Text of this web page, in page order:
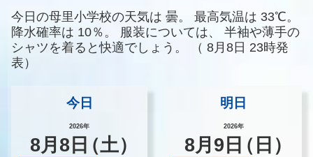
今日の母里小学校の天気は 曇。 最高気温は 33℃。
降水確率は 10％。 服装については、
半袖や薄手の
シャツを着ると快適でしょう。
（ 8月8日 23時発
表）
今日
2026年
8月8 日（土）
明日
2026年
8月 9 日（日）